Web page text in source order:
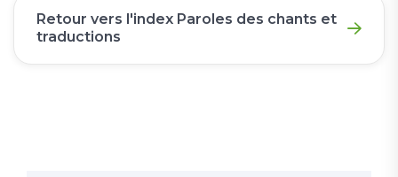
Retour vers l'index Paroles des chants et
traductions